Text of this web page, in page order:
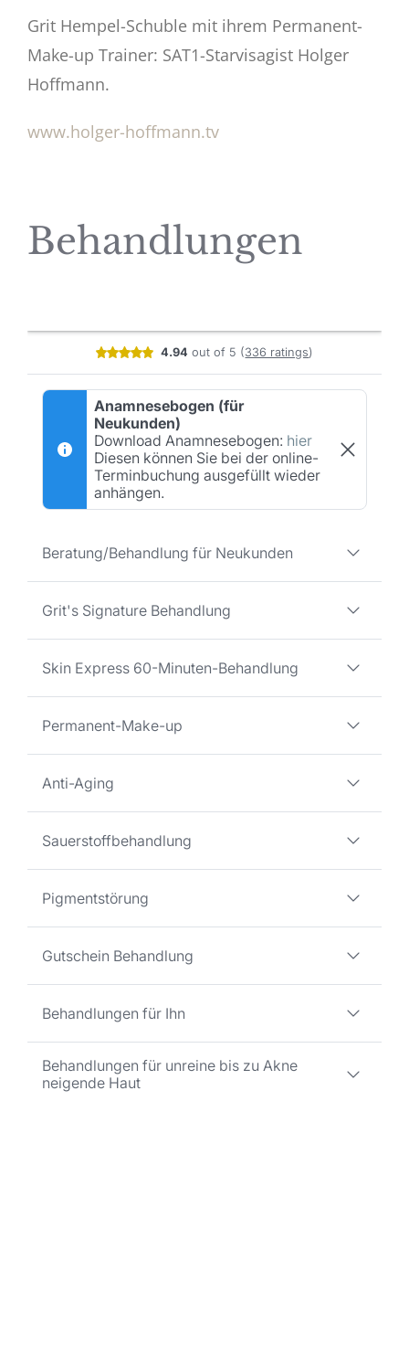
Grit Hempel-Schuble mit ihrem Permanent-
Make-up Trainer: SAT1-Starvisagist Holger
Hoffmann.
www.holger-hoffmann.tv
Behandlungen